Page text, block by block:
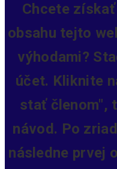
Chcete
obsahu tejto
výhodami?
účet. Kliknite
stať členom",
návod. Po
následne prvej